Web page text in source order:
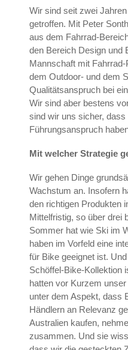
Wir sind seit zwei
getroffen. Mit Peter
aus dem Fahrrad-
den Bereich Design und
Mannschaft mit
dem Outdoor- und dem
Qualitätsanspruch bei
Wir sind aber bestens
sind wir uns sicher,
Führungsanspruch
Mit welcher Strategie
Wir gehen Dinge
Wachstum an. Insofern
den richtigen Produkten
Mittelfristig, so über drei
Sommer hat wie Ski im
haben im Vorfeld eine
für Bike geeignet ist.
Schöffel-Bike-Kollektion
hatten vor Kurzem
unter dem Aspekt, dass
Händlern an Relevanz
Australien kaufen,
zusammen. Und sie